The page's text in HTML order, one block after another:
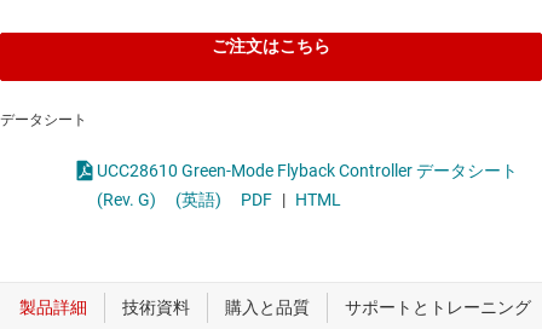
ご注文はこちら
データシート
UCC28610 Green-Mode Flyback Controller データシート
(Rev. G)
(英語) PDF | HTML